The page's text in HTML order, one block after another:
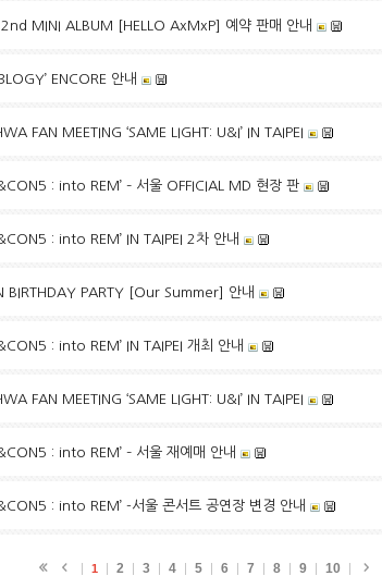
MINI ALBUM [HELLO AxMxP] 예약 판매 안내
ENCORE 안내
FAN MEETING ‘SAME LIGHT: U&I’ IN TAIPEI
: into REM’ – 서울 OFFICIAL MD 현장 판
: into REM’ IN TAIPEI 2차 안내
BIRTHDAY PARTY [Our Summer] 안내
: into REM’ IN TAIPEI 개최 안내
FAN MEETING ‘SAME LIGHT: U&I’ IN TAIPEI
: into REM’ – 서울 재예매 안내
: into REM’ -서울 콘서트 공연장 변경 안내
1 2 3 4 5 6 7 8 9 10